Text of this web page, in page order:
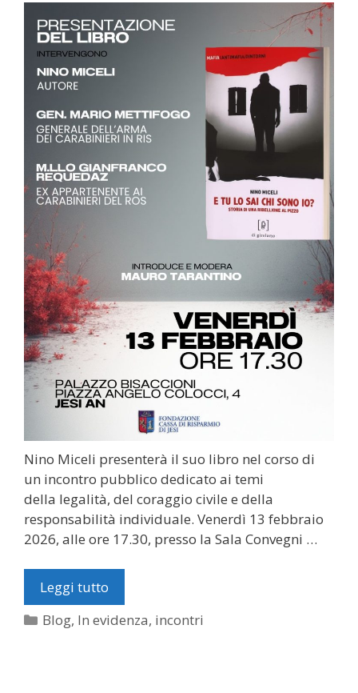
Nino Miceli presenterà il suo libro nel corso di
un incontro pubblico dedicato ai temi
della legalità, del coraggio civile e della
responsabilità individuale. Venerdì 13 febbraio
2026, alle ore 17.30, presso la Sala Convegni …
Leggi tutto
Categorie
Blog, In evidenza, incontri